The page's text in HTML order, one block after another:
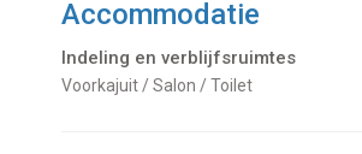
Accommodatie
Indeling en verblijfsruimtes
Voorkajuit / Salon / Toilet